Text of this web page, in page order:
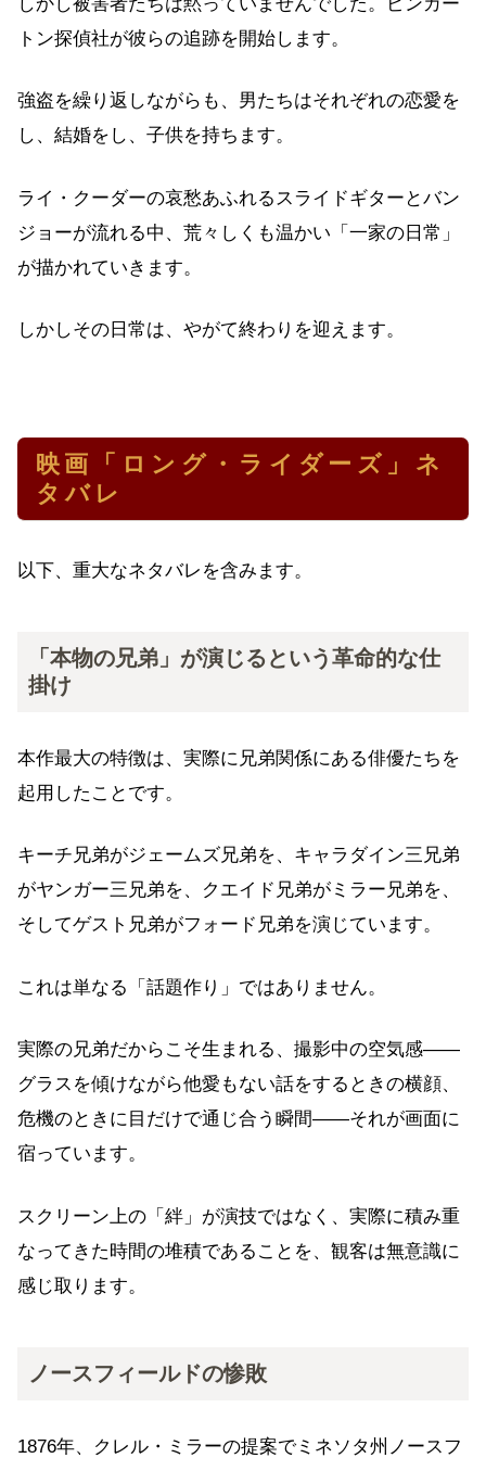
トン探偵社が彼らの追跡を開始します。
強盗を繰り返しながらも、男たちはそれぞれの恋愛を
し、結婚をし、子供を持ちます。
ライ・クーダーの哀愁あふれるスライドギターとバン
ジョーが流れる中、荒々しくも温かい「一家の日常」
が描かれていきます。
しかしその日常は、やがて終わりを迎えます。
映画「ロング・ライダーズ」ネ
タバレ
以下、重大なネタバレを含みます。
「本物の兄弟」が演じるという革命的な仕
掛け
本作最大の特徴は、実際に兄弟関係にある俳優たちを
起用したことです。
キーチ兄弟がジェームズ兄弟を、キャラダイン三兄弟
がヤンガー三兄弟を、クエイド兄弟がミラー兄弟を、
そしてゲスト兄弟がフォード兄弟を演じています。
これは単なる「話題作り」ではありません。
実際の兄弟だからこそ生まれる、撮影中の空気感——
グラスを傾けながら他愛もない話をするときの横顔、
危機のときに目だけで通じ合う瞬間——それが画面に
宿っています。
スクリーン上の「絆」が演技ではなく、実際に積み重
なってきた時間の堆積であることを、観客は無意識に
感じ取ります。
ノースフィールドの惨敗
1876年、クレル・ミラーの提案でミネソタ州ノースフ